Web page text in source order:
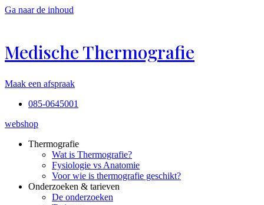
Ga naar de inhoud
Medische Thermografie
Maak een afspraak
085-0645001
webshop
Thermografie
Wat is Thermografie?
Fysiologie vs Anatomie
Voor wie is thermografie geschikt?
Onderzoeken & tarieven
De onderzoeken